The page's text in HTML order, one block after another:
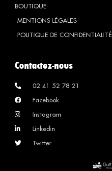
BOUTIQUE
MENTIONS LÉGALES
POLITIQUE DE CONFIDENTIALITÉ
Contactez-nous
02 41 52 78 21
Facebook
Instagram
Linkedin
Twitter